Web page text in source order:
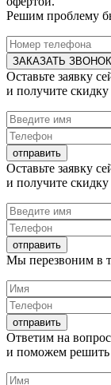
Решим проблему
Оставьте заявку
и получите
Оставьте заявку
и получите
Мы перезвоним в
Ответим на
и поможем